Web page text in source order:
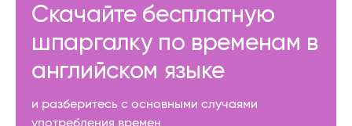
Скачайте бесплатную
шпаргалку по временам в
английском языке
и разберитесь с основными случаями
употребления времен